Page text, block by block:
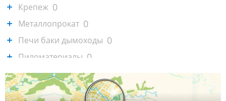
Крепеж 0
Металлопрокат 0
Печи баки дымоходы 0
Пиломатериалы 0
Садовая техника, генераторы
Сайдинг и софиты 0